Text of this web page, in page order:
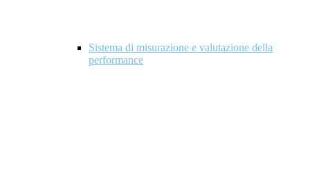
Sistema di misurazione e valutazione della
performance